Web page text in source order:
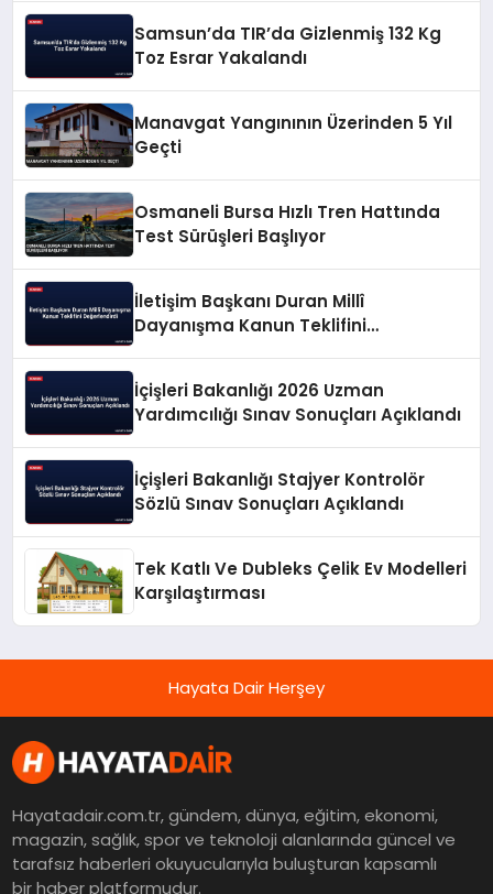
Samsun’da TIR’da Gizlenmiş 132 Kg
Toz Esrar Yakalandı
Manavgat Yangınının Üzerinden 5 Yıl
Geçti
Osmaneli Bursa Hızlı Tren Hattında
Test Sürüşleri Başlıyor
İletişim Başkanı Duran Millî
Dayanışma Kanun Teklifini
İçişleri Bakanlığı 2026 Uzman
Yardımcılığı Sınav Sonuçları Açıklandı
İçişleri Bakanlığı Stajyer Kontrolör
Sözlü Sınav Sonuçları Açıklandı
Tek Katlı Ve Dubleks Çelik Ev Modelleri
Karşılaştırması
Hayata Dair Herşey
Hayatadair.com.tr, gündem, dünya, eğitim, ekonomi,
magazin, sağlık, spor ve teknoloji alanlarında güncel ve
tarafsız haberleri okuyucularıyla buluşturan kapsamlı
bir haber platformudur.